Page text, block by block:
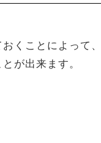
くことによって
が出来ます。